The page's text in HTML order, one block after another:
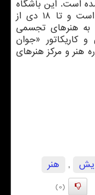
است. این باشگاه
در خیابان ۱۶ خیابان انقلاب واقع شده است و تا ۱۸ دی از
مندان به هنرهای تجسمی
كاریكاتور «جوان
هنر و مركز هنرهای
,
هنر
(0)